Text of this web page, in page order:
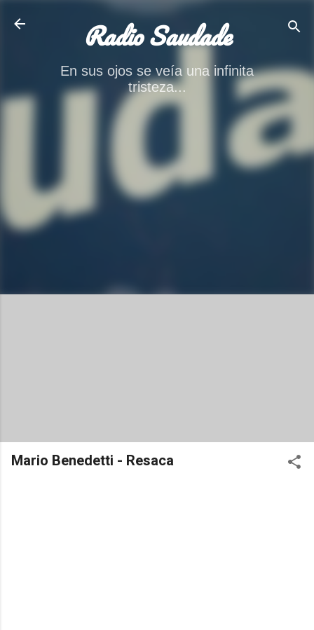
Radio Saudade
En sus ojos se veía una infinita
tristeza...
Mario Benedetti - Resaca